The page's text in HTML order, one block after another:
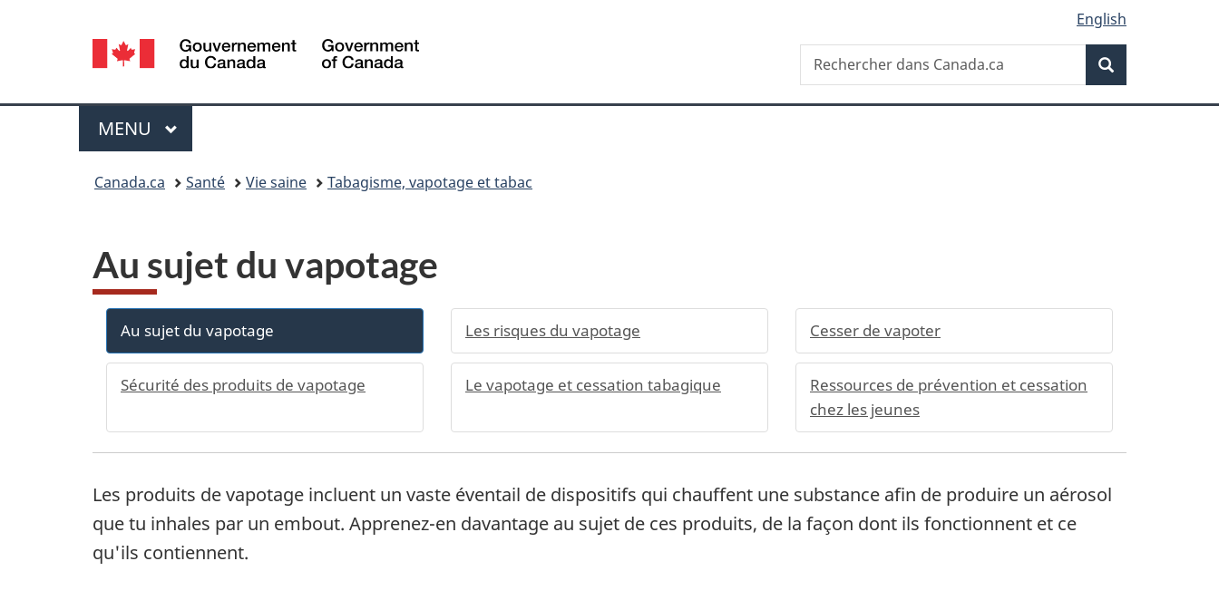
sujet
HTML
Sélection
de
la
langue
English
Canada
Recherche
Rechercher
dans
Menu
MENU PRINCIPAL
Canada.ca Santé Vie saine Tabagisme, vapotage et tabac
Au sujet du vapotage
Au sujet du vapotage Les risques du vapotage Cesser de vapoter
Sécurité des produits de vapotage Le vapotage et cessation tabagique
Ressources de prévention et cessation
chez les jeunes
Les produits de vapotage incluent un vaste éventail de dispositifs qui chauffent une substance afin de produire un aérosol
que tu inhales par un embout. Apprenez-en davantage au sujet de ces produits, de la façon dont ils fonctionnent et ce
qu'ils contiennent.